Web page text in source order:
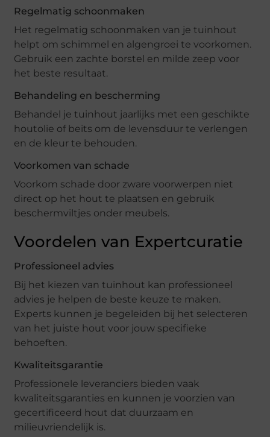
Regelmatig schoonmaken
Het regelmatig schoonmaken van je tuinhout
helpt om schimmel en algengroei te voorkomen.
Gebruik een zachte borstel en milde zeep voor
het beste resultaat.
Behandeling en bescherming
Behandel je tuinhout jaarlijks met een geschikte
houtolie of beits om de levensduur te verlengen
en de kleur te behouden.
Voorkomen van schade
Voorkom schade door zware voorwerpen niet
direct op het hout te plaatsen en gebruik
beschermviltjes onder meubels.
Voordelen van Expertcuratie
Professioneel advies
Bij het kiezen van tuinhout kan professioneel
advies je helpen de beste keuze te maken.
Experts kunnen je begeleiden bij het selecteren
van het juiste hout voor jouw specifieke
behoeften.
Kwaliteitsgarantie
Professionele leveranciers bieden vaak
kwaliteitsgaranties en kunnen je voorzien van
gecertificeerd hout dat duurzaam en
milieuvriendelijk is.